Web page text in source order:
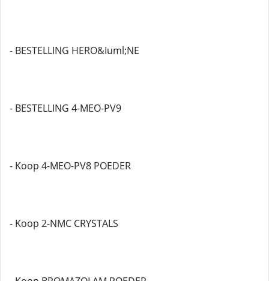
- BESTELLING HERO&Iuml;NE
- BESTELLING 4-MEO-PV9
- Koop 4-MEO-PV8 POEDER
- Koop 2-NMC CRYSTALS